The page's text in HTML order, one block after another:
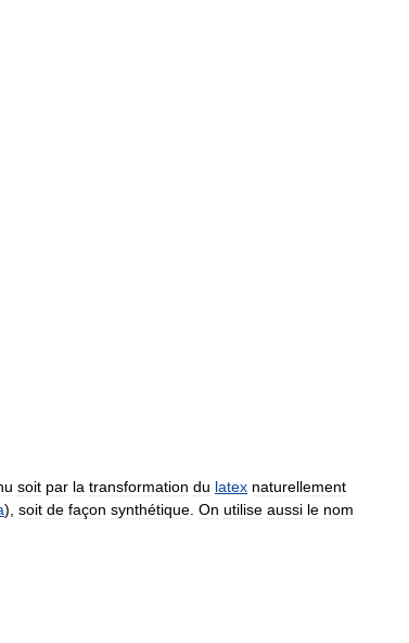
soit par la transformation du latex naturellement
), soit de façon synthétique On utilise aussi le nom